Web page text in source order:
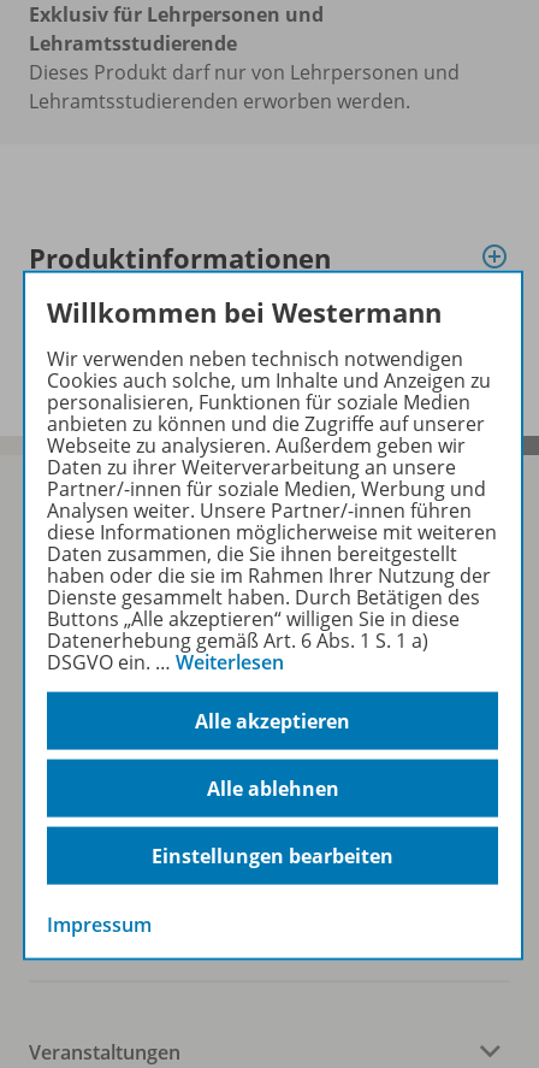
Exklusiv für Lehrpersonen und
Lehramtsstudierende
Dieses Produkt darf nur von Lehrpersonen und
Lehramtsstudierenden erworben werden.
Produktinformationen
Zugehörige Produkte
Sofort profitieren
Zum Newsletter anmelden
Folgen Sie uns auf Social Media
Westermann Österreich
Veranstaltungen
Willkommen bei Westermann
Wir verwenden neben technisch notwendigen
Cookies auch solche, um Inhalte und Anzeigen zu
personalisieren, Funktionen für soziale Medien
anbieten zu können und die Zugriffe auf unserer
Webseite zu analysieren. Außerdem geben wir
Daten zu ihrer Weiterverarbeitung an unsere
Partner/-innen für soziale Medien, Werbung und
Analysen weiter. Unsere Partner/-innen führen
diese Informationen möglicherweise mit weiteren
Daten zusammen, die Sie ihnen bereitgestellt
haben oder die sie im Rahmen Ihrer Nutzung der
Dienste gesammelt haben. Durch Betätigen des
Buttons „Alle akzeptieren“ willigen Sie in diese
Datenerhebung gemäß Art. 6 Abs. 1 S. 1 a)
DSGVO ein. … Weiterlesen
Alle akzeptieren
Alle ablehnen
Einstellungen bearbeiten
Impressum